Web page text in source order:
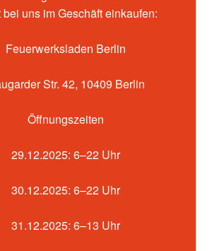
bei uns im Geschäft einkaufen:
Feuerwerksladen Berlin
Str. 42, 10409 Berlin
Öffnungszeiten
29.12.2025: 6–22 Uhr
30.12.2025: 6–22 Uhr
31.12.2025: 6–13 Uhr